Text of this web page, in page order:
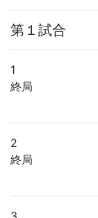
第１試合
1
終局
2
終局